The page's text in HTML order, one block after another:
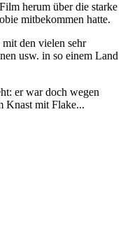
herum über die starke
mitbekommen hatte.
den vielen sehr
usw. in so einem Land
er war doch wegen
Knast mit Flake...